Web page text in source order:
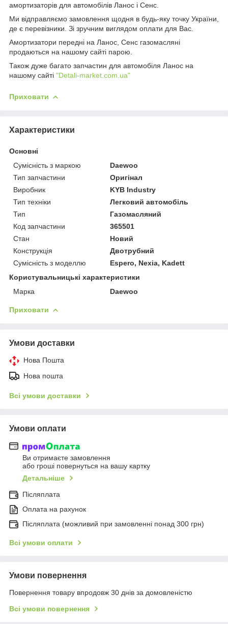
амортизаторів для автомобілів Ланос і Сенс.
Ми відправляємо замовлення щодня в будь-яку точку України,
де є перевізники. Зі зручним виглядом оплати для Вас.
Амортизатори передні на Ланос, Сенс газомасляні
продаються на нашому сайті парою.
Також дуже багато запчастин для автомобіля Ланос на
нашому сайті "Detali-market.com.ua"
Приховати
Характеристики
Основні
Сумісність з маркою
Daewoo
Тип запчастини
Оригінал
Виробник
KYB Industry
Тип техніки
Легковий автомобіль
Тип
Газомасляний
Код запчастини
365501
Стан
Новий
Конструкція
Двотрубний
Сумісність з моделлю
Espero, Nexia, Kadett
Користувальницькі характеристики
Марка
Daewoo
Приховати
Умови доставки
Нова Пошта
Нова пошта
Всі умови доставки
Умови оплати
Ви отримаєте замовлення
або гроші повернуться на вашу картку
Детальніше
Післяплата
Оплата на рахунок
Післяплата (можливий при замовленні понад 300 грн)
Всі умови оплати
Умови повернення
Повернення товару впродовж 30 днів за домовленістю
Всі умови повернення